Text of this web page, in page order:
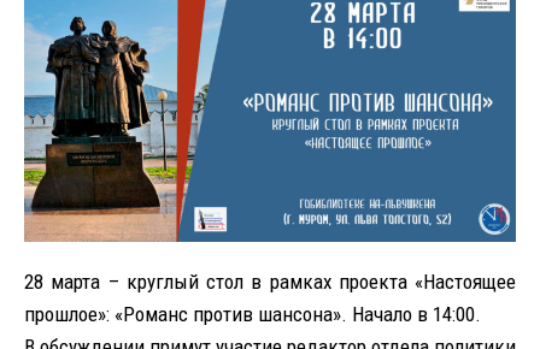
28 марта – круглый стол в рамках проекта «Настоящее
прошлое»: «Романс против шансона». Начало в 14:00.